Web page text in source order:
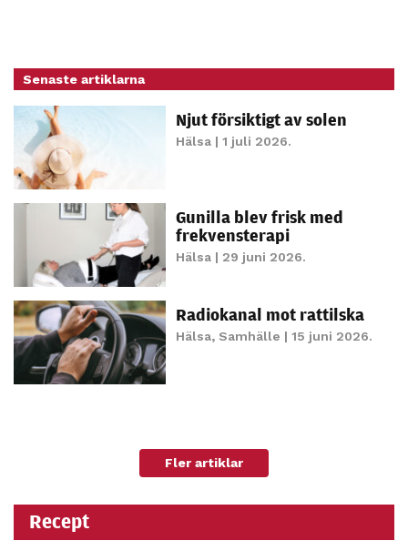
Senaste artiklarna
Njut försiktigt av solen
Hälsa| 1 juli 2026.
Gunilla blev frisk med
frekvensterapi
Hälsa| 29 juni 2026.
Radiokanal mot rattilska
Hälsa, Samhälle | 15 juni 2026.
Fler artiklar
Recept
Marknadsföring
Genom att dela
med dig av dina
chansen att få se
personligt
anpassat innehåll